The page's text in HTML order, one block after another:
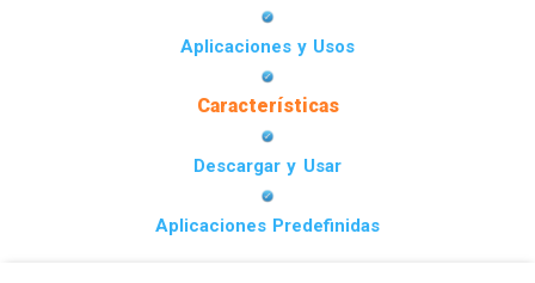
Aplicaciones y Usos
Características
Descargar y Usar
Aplicaciones Predefinidas